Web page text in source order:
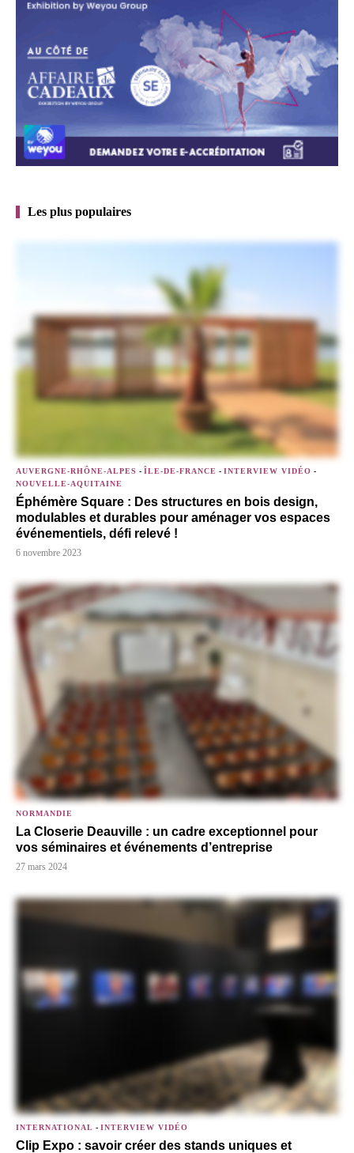
Les plus populaires
AUVERGNE-RHÔNE-ALPES - ÎLE-DE-FRANCE - INTERVIEW VIDÉO -
NOUVELLE-AQUITAINE
Éphémère Square : Des structures en bois design,
modulables et durables pour aménager vos espaces
événementiels, défi relevé !
6 novembre 2023
NORMANDIE
La Closerie Deauville : un cadre exceptionnel pour
vos séminaires et événements d’entreprise
27 mars 2024
INTERNATIONAL - INTERVIEW VIDÉO
Clip Expo : savoir créer des stands uniques et